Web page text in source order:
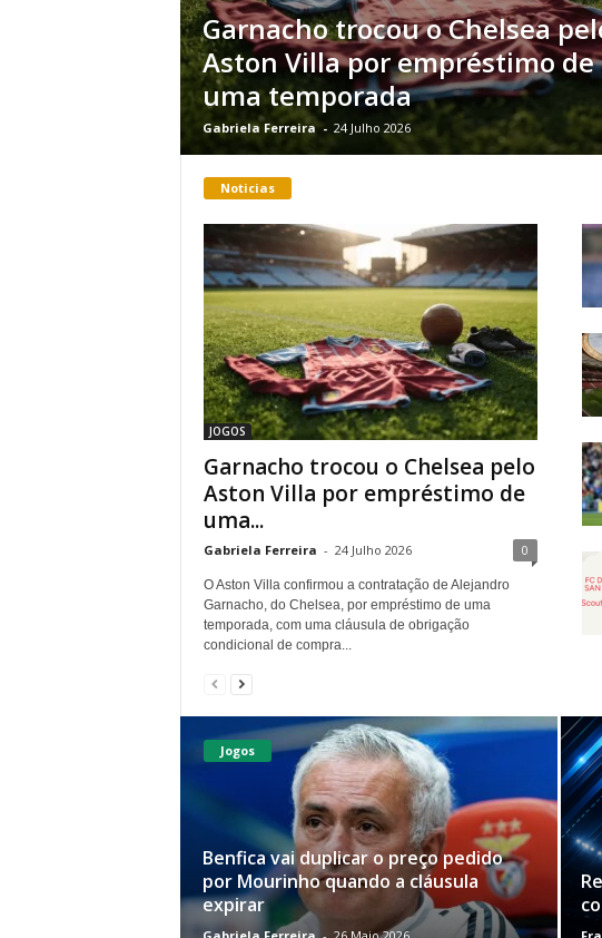
Garnacho trocou o Chelsea
Aston Villa por empréstimo de
uma temporada
Gabriela Ferreira - 24 Julho 2026
Noticias
JOGOS
Garnacho trocou o Chelsea pelo
Aston Villa por empréstimo de
uma...
Gabriela Ferreira - 24 Julho 2026 0
O Aston Villa confirmou a contratação de Alejandro
Garnacho, do Chelsea, por empréstimo de uma
temporada, com uma cláusula de obrigação
condicional de compra...
Jogos
Benfica vai duplicar o preço pedido
por Mourinho quando a cláusula
expirar